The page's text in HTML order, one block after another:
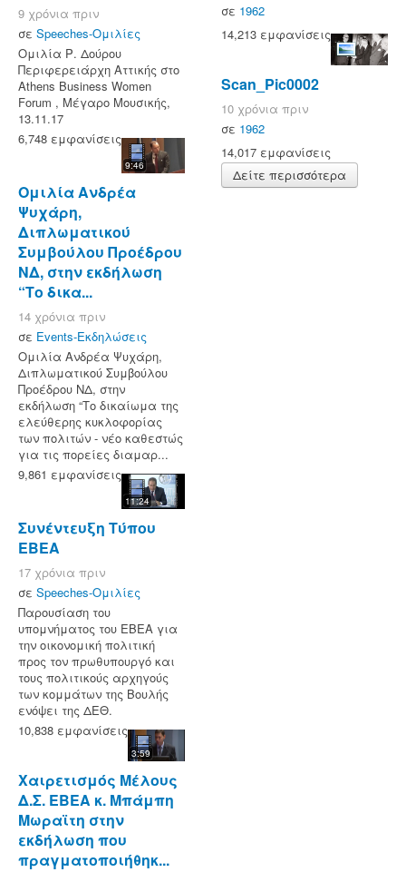
9 χρόνια πριν
σε Speeches-Ομιλίες
Ομιλία Ρ. Δούρου
Περιφερειάρχη Αττικής στο
Athens Business Women
Forum , Μέγαρο Μουσικής,
13.11.17
6,748 εμφανίσεις
9:46
Ομιλία Ανδρέα
Ψυχάρη,
Διπλωματικού
Συμβούλου Προέδρου
ΝΔ, στην εκδήλωση
“Το δικα...
14 χρόνια πριν
σε Events-Εκδηλώσεις
Ομιλία Ανδρέα Ψυχάρη,
Διπλωματικού Συμβούλου
Προέδρου ΝΔ, στην
εκδήλωση “Το δικαίωμα της
ελεύθερης κυκλοφορίας
των πολιτών - νέο καθεστώς
για τις πορείες διαμαρ...
9,861 εμφανίσεις
11:24
Συνέντευξη Τύπου
ΕΒΕΑ
17 χρόνια πριν
σε Speeches-Ομιλίες
Παρουσίαση του
υπομνήματος του ΕΒΕΑ για
την οικονομική πολιτική
προς τον πρωθυπουργό και
τους πολιτικούς αρχηγούς
των κομμάτων της Βουλής
ενόψει της ΔΕΘ.
10,838 εμφανίσεις
3:59
Χαιρετισμός Μέλους
Δ.Σ. ΕΒΕΑ κ. Μπάμπη
Μωραϊτη στην
εκδήλωση που
πραγματοποιήθηκ...
σε 1962
14,213 εμφανίσεις
Scan_Pic0002
10 χρόνια πριν
σε 1962
14,017 εμφανίσεις
Δείτε περισσότερα